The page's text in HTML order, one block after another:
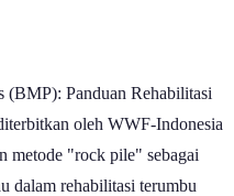
(BMP): Panduan Rehabilitasi
oleh WWF-Indonesia
metode "rock pile" sebagai
dalam rehabilitasi terumbu